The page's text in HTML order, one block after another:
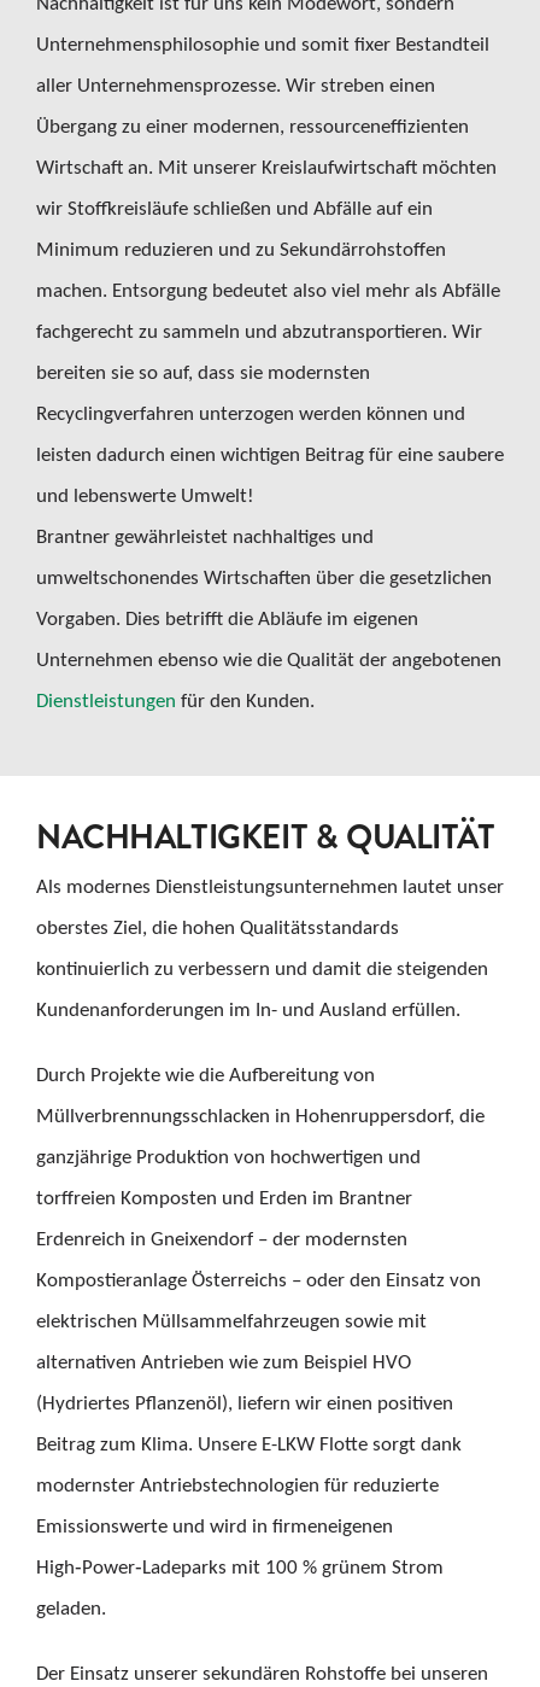
Suche
nach:
Nachhaltigkeit ist für uns kein Modewort, sondern
Unternehmensphilosophie und somit fixer Bestandteil
aller Unternehmensprozesse. Wir streben einen
Übergang zu einer modernen, ressourceneffizienten
Wirtschaft an. Mit unserer Kreislaufwirtschaft möchten
wir Stoffkreisläufe schließen und Abfälle auf ein
Minimum reduzieren und zu Sekundärrohstoffen
machen. Entsorgung bedeutet also viel mehr als Abfälle
fachgerecht zu sammeln und abzutransportieren. Wir
bereiten sie so auf, dass sie modernsten
Recyclingverfahren unterzogen werden können und
leisten dadurch einen wichtigen Beitrag für eine saubere
und lebenswerte Umwelt!
Brantner gewährleistet nachhaltiges und
umweltschonendes Wirtschaften über die gesetzlichen
Vorgaben. Dies betrifft die Abläufe im eigenen
Unternehmen ebenso wie die Qualität der angebotenen
Dienstleistungen für den Kunden.
NACHHALTIGKEIT & QUALITÄT
Als modernes Dienstleistungsunternehmen lautet unser
oberstes Ziel, die hohen Qualitätsstandards
kontinuierlich zu verbessern und damit die steigenden
Kundenanforderungen im In- und Ausland erfüllen.
Durch Projekte wie die Aufbereitung von
Müllverbrennungsschlacken in Hohenruppersdorf, die
ganzjährige Produktion von hochwertigen und
torffreien Komposten und Erden im Brantner
Erdenreich in Gneixendorf – der modernsten
Kompostieranlage Österreichs – oder den Einsatz von
elektrischen Müllsammelfahrzeugen sowie mit
alternativen Antrieben wie zum Beispiel HVO
(Hydriertes Pflanzenöl), liefern wir einen positiven
Beitrag zum Klima. Unsere E-LKW Flotte sorgt dank
modernster Antriebstechnologien für reduzierte
Emissionswerte und wird in firmeneigenen
High‑Power‑Ladeparks mit 100 % grünem Strom
geladen.
Der Einsatz unserer sekundären Rohstoffe bei unseren